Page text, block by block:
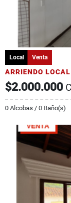
Local Venta
ARRIENDO
$2.000.000
0 Alcobas / 0 Baño(s)